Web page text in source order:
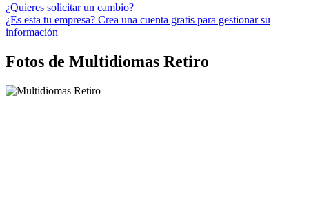
¿Quieres solicitar un cambio?
¿Es esta tu empresa? Crea una cuenta gratis para gestionar su
información
Fotos de Multidiomas Retiro